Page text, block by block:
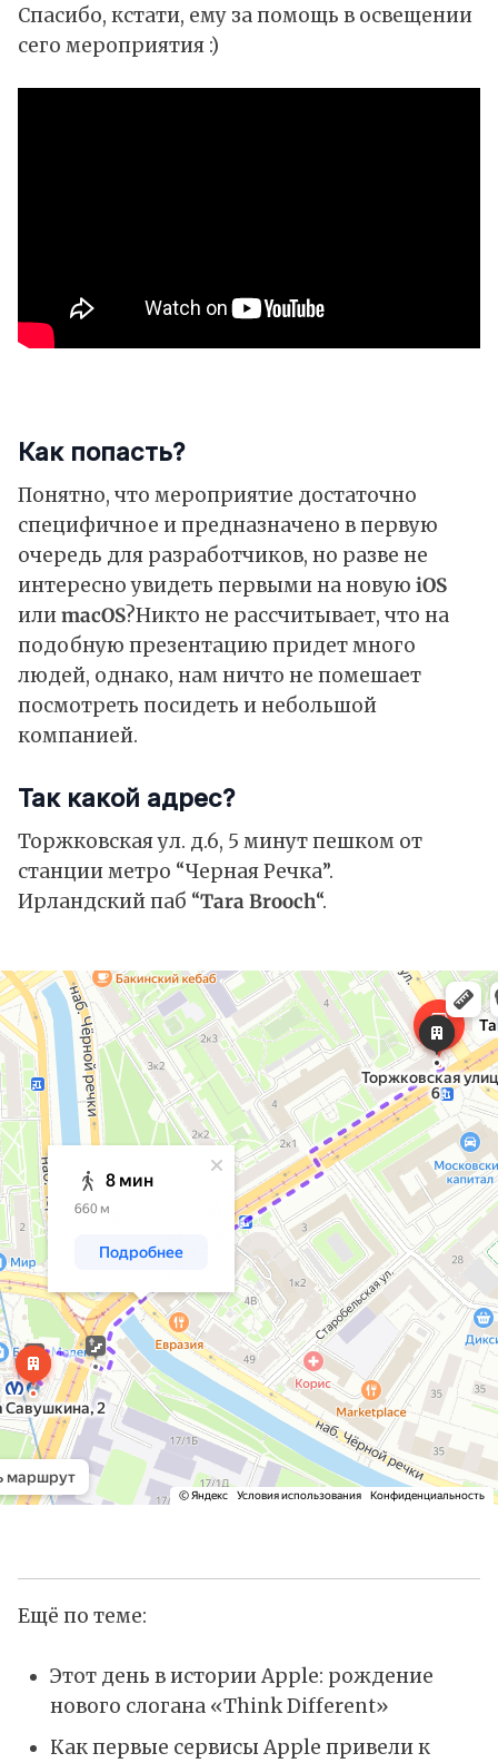
Спасибо, кстати, ему за помощь в освещении
сего мероприятия :)
Как попасть?
Понятно, что мероприятие достаточно
специфичное и предназначено в первую
очередь для разработчиков, но разве не
интересно увидеть первыми на новую iOS
илиmacOS?Никто не рассчитывает, что на
подобную презентацию придет много
людей, однако, нам ничто не помешает
посмотреть посидеть и небольшой
компанией.
Так какой адрес?
Торжковская ул. д.6, 5 минут пешком от
станции метро “Черная Речка”.
Ирландский паб “Tara Brooch“.
Ещё по теме:
Этот день в истории Apple: рождение
нового слогана «Think Different»
Как первые сервисы Apple привели к